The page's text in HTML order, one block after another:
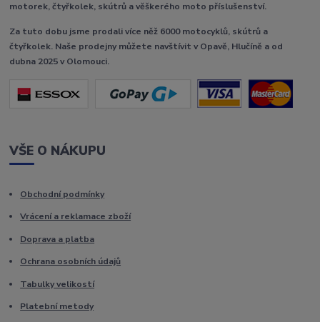
motorek, čtyřkolek, skútrů a věškerého moto příslušenství.
Za tuto dobu jsme prodali více něž 6000 motocyklů, skútrů a
čtyřkolek. Naše prodejny můžete navštívit v Opavě, Hlučíně a od
dubna 2025 v Olomouci.
VŠE O NÁKUPU
Obchodní podmínky
Vrácení a reklamace zboží
Doprava a platba
Ochrana osobních údajů
Tabulky velikostí
Platební metody